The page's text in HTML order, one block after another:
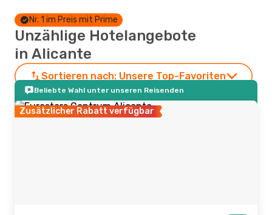
Nr. 1 im Preis mit Prime
Unzählige Hotelangebote
in Alicante
Sortieren nach: Unsere Top-Favoriten
Beliebte Wahl unter unseren Reisenden
Zusätzlicher Rabatt verfügbar